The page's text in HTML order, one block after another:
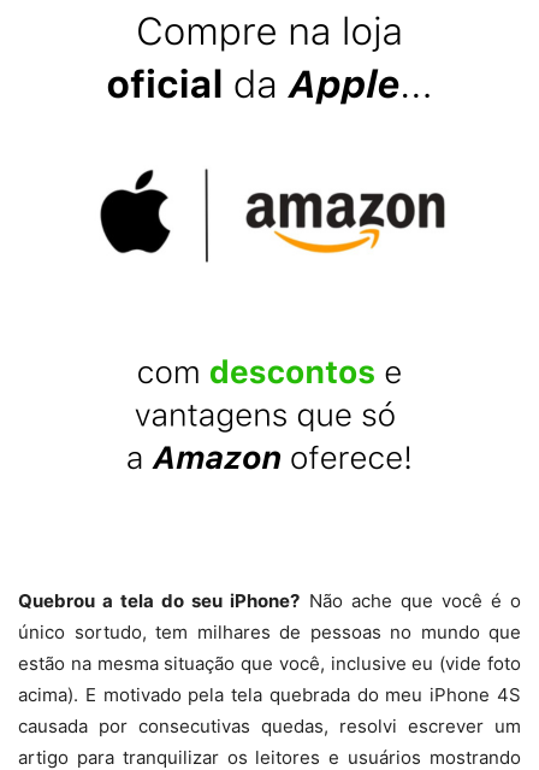
Quebrou a tela do seu iPhone? Não ache que você é o
único sortudo, tem milhares de pessoas no mundo que
estão na mesma situação que você, inclusive eu (vide foto
acima). E motivado pela tela quebrada do meu iPhone 4S
causada por consecutivas quedas, resolvi escrever um
artigo para tranquilizar os leitores e usuários mostrando